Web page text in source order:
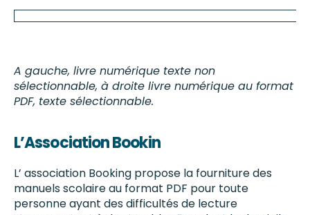
A gauche, livre numérique texte non
sélectionnable, à droite livre numérique au format
PDF, texte sélectionnable.
L’Association Bookin
L’ association Booking propose la fourniture des
manuels scolaire au format PDF pour toute
personne ayant des difficultés de lecture